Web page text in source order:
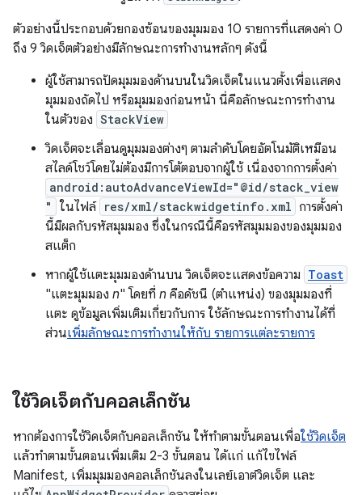
ตัวอย่างนี้ประกอบด้วยกองซ้อนของมุมมอง 10 รายการที่แสดงค่า 0
ถึง 9 วิดเจ็ตตัวอย่างมีลักษณะการทำงานหลักๆ ดังนี้
ผู้ใช้สามารถปัดมุมมองด้านบนในวิดเจ็ตในแนวตั้งเพื่อแสดง
มุมมองถัดไป หรือมุมมองก่อนหน้า นี่คือลักษณะการทำงาน
ในตัวของ StackView
วิดเจ็ตจะเลื่อนดูมุมมองต่างๆ ตามลำดับโดยอัตโนมัติเหมือน
สไลด์โชว์โดยไม่ต้องมีการโต้ตอบจากผู้ใช้ เนื่องจากการตั้งค่า
android:autoAdvanceViewId="@id/stack_view
"
ในไฟล์ res/xml/stackwidgetinfo.xml การตั้งค่า
นี้มีผลกับรหัสมุมมอง ซึ่งในกรณีนี้คือรหัสมุมมองของมุมมอง
สแต็ก
หากผู้ใช้แตะมุมมองด้านบน วิดเจ็ตจะแสดงข้อความ Toast
"แตะมุมมอง n" โดยที่ n คือดัชนี (ตำแหน่ง) ของมุมมองที่
แตะ ดูข้อมูลเพิ่มเติมเกี่ยวกับการ ใช้ลักษณะการทำงานได้ที่
ส่วนเพิ่มลักษณะการทำงานให้กับ รายการแต่ละรายการ
ใช้วิดเจ็ตกับคอลเล็กชัน
หากต้องการใช้วิดเจ็ตกับคอลเล็กชัน ให้ทำตามขั้นตอนเพื่อใช้วิดเจ็ต
แล้วทำตามขั้นตอนเพิ่มเติม 2-3 ขั้นตอน ได้แก่ แก้ไขไฟล์
Manifest, เพิ่มมุมมองคอลเล็กชันลงในเลย์เอาต์วิดเจ็ต และ